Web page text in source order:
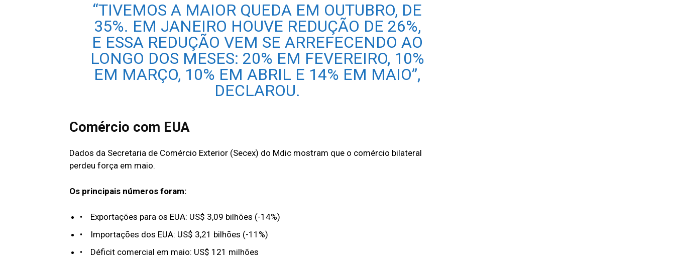
“TIVEMOS A MAIOR QUEDA EM OUTUBRO, DE
35%. EM JANEIRO HOUVE REDUÇÃO DE 26%,
E ESSA REDUÇÃO VEM SE ARREFECENDO AO
LONGO DOS MESES: 20% EM FEVEREIRO, 10%
EM MARÇO, 10% EM ABRIL E 14% EM MAIO”,
DECLAROU.
Comércio com EUA
Dados da Secretaria de Comércio Exterior (Secex) do Mdic mostram que o comércio bilateral
perdeu força em maio.
Os principais números foram:
• Exportações para os EUA: US$ 3,09 bilhões (-14%)
• Importações dos EUA: US$ 3,21 bilhões (-11%)
• Déficit comercial em maio: US$ 121 milhões